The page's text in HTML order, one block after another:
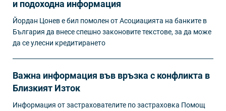
и подоходна информация
Йордан Цонев е бил помолен от Асоциацията на банките в
България да внесе спешно законовите текстове, за да може
да се улесни кредитирането
Важна информация във връзка с конфликта в
Близкият Изток
Информация от застрахователите по застраховка Помощ